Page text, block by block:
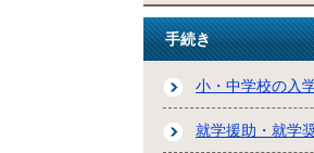
手続き
小・中学校の入
就学援助・就学